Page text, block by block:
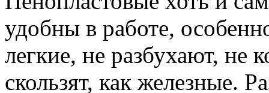
удобны в работе,
легкие, не разбухают, не
скользят, как железные.